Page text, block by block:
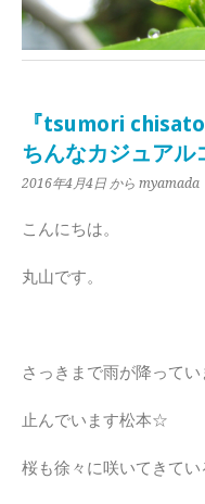
『tsumori
ちんなカジュアル
2016年4月4日 から myamada
こんにちは。
丸山です。
さっきまで雨が降って
止んでいます松本☆
桜も徐々に咲いてきてい